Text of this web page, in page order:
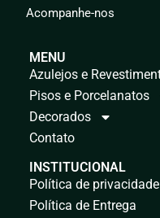
Acompanhe-nos
MENU
Azulejos e
Pisos e Porcelanatos
Decorados
Contato
INSTITUCIONAL
Política de privacidade
Política de Entrega